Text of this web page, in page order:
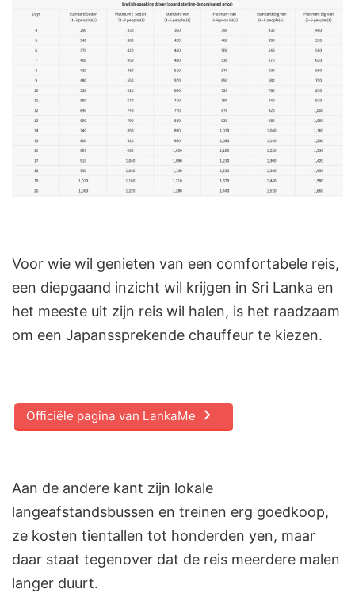
Voor wie wil genieten van een comfortabele reis,
een diepgaand inzicht wil krijgen in Sri Lanka en
het meeste uit zijn reis wil halen, is het raadzaam
om een Japanssprekende chauffeur te kiezen.
Officiële pagina van LankaMe
Aan de andere kant zijn lokale
langeafstandsbussen en treinen erg goedkoop,
ze kosten tientallen tot honderden yen, maar
daar staat tegenover dat de reis meerdere malen
langer duurt.